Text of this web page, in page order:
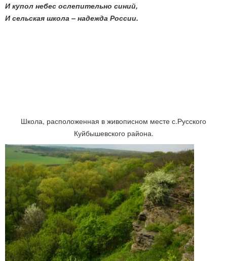
И купол небес ослепительно синий,
И сельская школа – надежда России.
Школа, расположенная в живописном месте с.Русского
Куйбышевского района.